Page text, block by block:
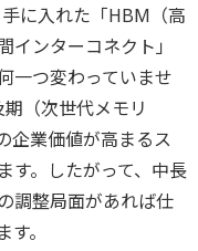
に入れた「HBM（高
ンターコネクト」
一つ変わっていませ
（次世代メモリ
企業価値が高まるス
す。したがって、中長
調整局面があれば仕
。